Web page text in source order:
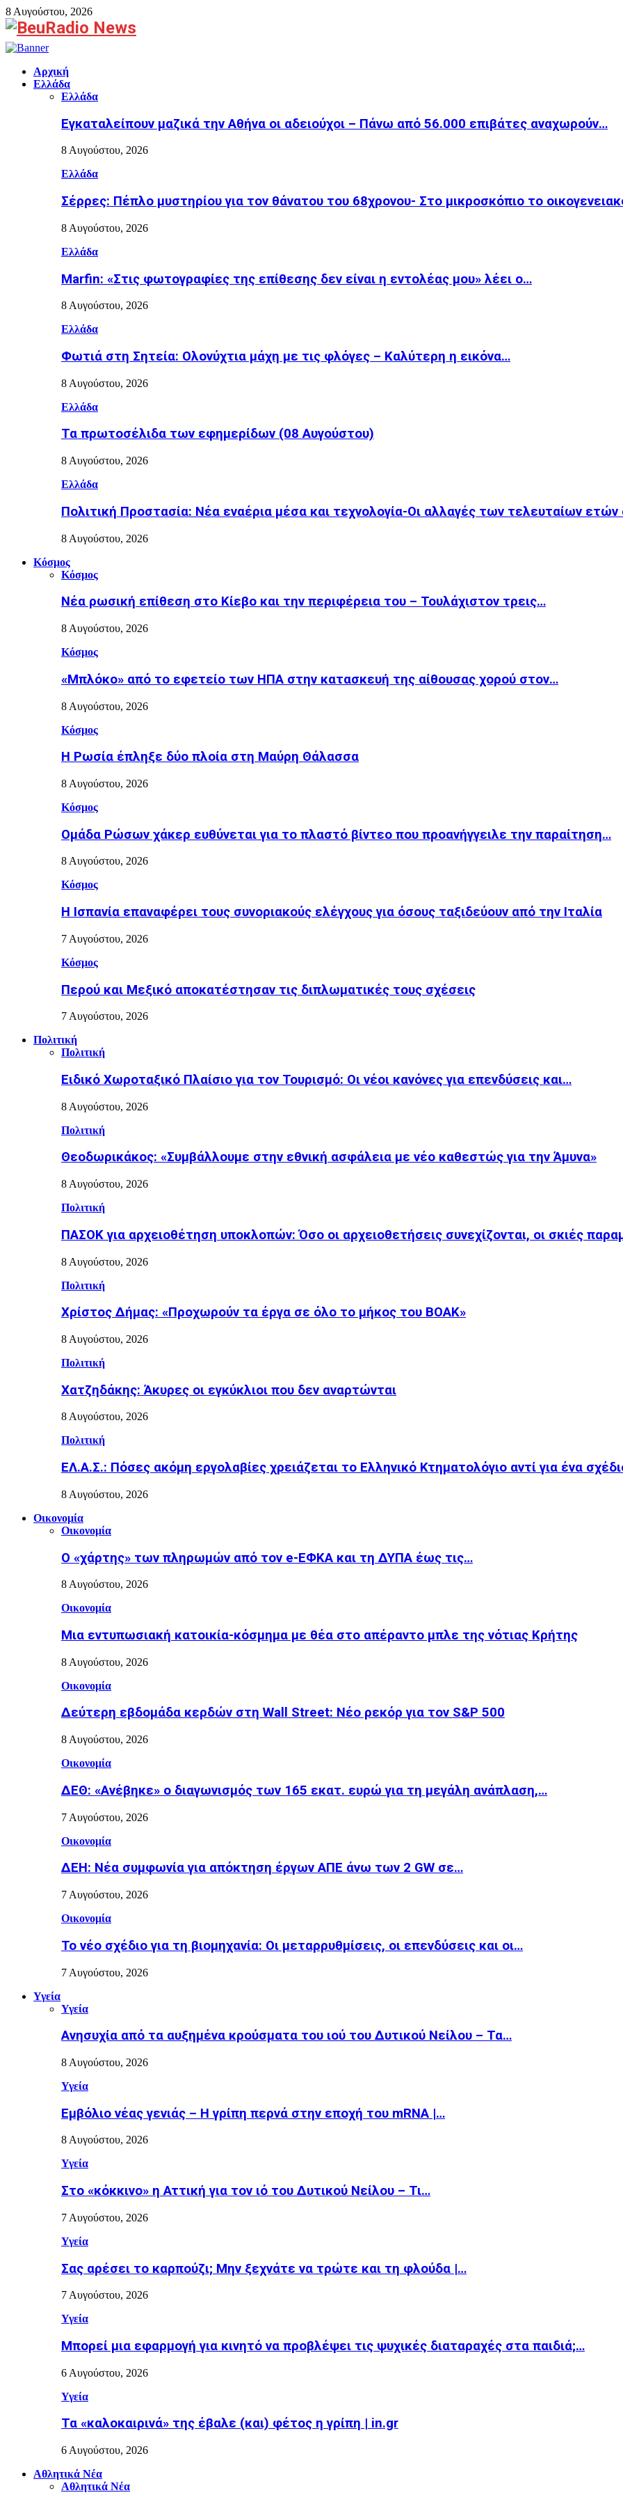
8 Αυγούστου, 2026
Facebook
Αρχική
Ελλάδα
Ελλάδα
Εγκαταλείπουν μαζικά την Αθήνα οι αδειούχοι – Πάνω από 56.000 επιβάτες αναχωρούν…
8 Αυγούστου, 2026
Ελλάδα
Σέρρες: Πέπλο μυστηρίου για τον θάνατου του 68χρονου- Στο μικροσκόπιο το
8 Αυγούστου, 2026
Ελλάδα
Marfin: «Στις φωτογραφίες της επίθεσης δεν είναι η εντολέας μου» λέει ο…
8 Αυγούστου, 2026
Ελλάδα
Φωτιά στη Σητεία: Ολονύχτια μάχη με τις φλόγες – Καλύτερη η εικόνα…
8 Αυγούστου, 2026
Ελλάδα
Τα πρωτοσέλιδα των εφημερίδων (08 Αυγούστου)
8 Αυγούστου, 2026
Ελλάδα
Πολιτική Προστασία: Νέα εναέρια μέσα και τεχνολογία-Οι αλλαγές των τελευταίων
8 Αυγούστου, 2026
Κόσμος
Κόσμος
Nέα ρωσική επίθεση στο Κίεβο και την περιφέρεια του – Τουλάχιστον τρεις…
8 Αυγούστου, 2026
Κόσμος
«Μπλόκο» από το εφετείο των ΗΠΑ στην κατασκευή της αίθουσας χορού στον…
8 Αυγούστου, 2026
Κόσμος
Η Ρωσία έπληξε δύο πλοία στη Μαύρη Θάλασσα
8 Αυγούστου, 2026
Κόσμος
Ομάδα Ρώσων χάκερ ευθύνεται για το πλαστό βίντεο που προανήγγειλε την παραίτηση…
8 Αυγούστου, 2026
Κόσμος
H Ισπανία επαναφέρει τους συνοριακούς ελέγχους για όσους ταξιδεύουν από την Ιταλία
7 Αυγούστου, 2026
Κόσμος
Περού και Μεξικό αποκατέστησαν τις διπλωματικές τους σχέσεις
7 Αυγούστου, 2026
Πολιτική
Πολιτική
Ειδικό Χωροταξικό Πλαίσιο για τον Τουρισμό: Οι νέοι κανόνες για επενδύσεις και…
8 Αυγούστου, 2026
Πολιτική
Θεοδωρικάκος: «Συμβάλλουμε στην εθνική ασφάλεια με νέο καθεστώς για την Άμυνα»
8 Αυγούστου, 2026
Πολιτική
ΠΑΣΟΚ για αρχειοθέτηση υποκλοπών: Όσο οι αρχειοθετήσεις συνεχίζονται, οι σκιές
8 Αυγούστου, 2026
Πολιτική
Χρίστος Δήμας: «Προχωρούν τα έργα σε όλο το μήκος του ΒΟΑΚ»
8 Αυγούστου, 2026
Πολιτική
Χατζηδάκης: Άκυρες οι εγκύκλιοι που δεν αναρτώνται
8 Αυγούστου, 2026
Πολιτική
ΕΛ.Α.Σ.: Πόσες ακόμη εργολαβίες χρειάζεται το Ελληνικό Κτηματολόγιο αντί για ένα
8 Αυγούστου, 2026
Οικονομία
Οικονομία
Ο «χάρτης» των πληρωμών από τον e-ΕΦΚΑ και τη ΔΥΠΑ έως τις…
8 Αυγούστου, 2026
Οικονομία
Μια εντυπωσιακή κατοικία-κόσμημα με θέα στο απέραντο μπλε της νότιας Κρήτης
8 Αυγούστου, 2026
Οικονομία
Δεύτερη εβδομάδα κερδών στη Wall Street: Νέο ρεκόρ για τον S&P 500
8 Αυγούστου, 2026
Οικονομία
ΔΕΘ: «Ανέβηκε» ο διαγωνισμός των 165 εκατ. ευρώ για τη μεγάλη ανάπλαση,…
7 Αυγούστου, 2026
Οικονομία
ΔΕΗ: Νέα συμφωνία για απόκτηση έργων ΑΠΕ άνω των 2 GW σε…
7 Αυγούστου, 2026
Οικονομία
Το νέο σχέδιο για τη βιομηχανία: Οι μεταρρυθμίσεις, οι επενδύσεις και οι…
7 Αυγούστου, 2026
Υγεία
Υγεία
Ανησυχία από τα αυξημένα κρούσματα του ιού του Δυτικού Νείλου – Τα…
8 Αυγούστου, 2026
Υγεία
Εµβόλιο νέας γενιάς – Η γρίπη περνά στην εποχή του mRNA |…
8 Αυγούστου, 2026
Υγεία
Στο «κόκκινο» η Αττική για τον ιό του Δυτικού Νείλου – Τι…
7 Αυγούστου, 2026
Υγεία
Σας αρέσει το καρπούζι; Μην ξεχνάτε να τρώτε και τη φλούδα |…
7 Αυγούστου, 2026
Υγεία
Μπορεί μια εφαρμογή για κινητό να προβλέψει τις ψυχικές διαταραχές στα παιδιά;…
6 Αυγούστου, 2026
Υγεία
Τα «καλοκαιρινά» της έβαλε (και) φέτος η γρίπη | in.gr
6 Αυγούστου, 2026
Αθλητικά Νέα
Αθλητικά Νέα